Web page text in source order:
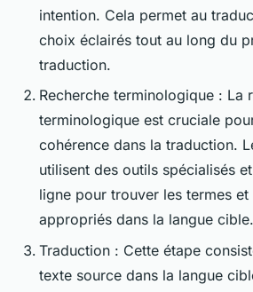
intention. Cela permet au
choix éclairés tout au long du
traduction.
Recherche terminologique : La
terminologique est cruciale
cohérence dans la traduction.
utilisent des outils spécialisés
ligne pour trouver les termes et
appropriés dans la langue cible.
Traduction : Cette étape
texte source dans la langue